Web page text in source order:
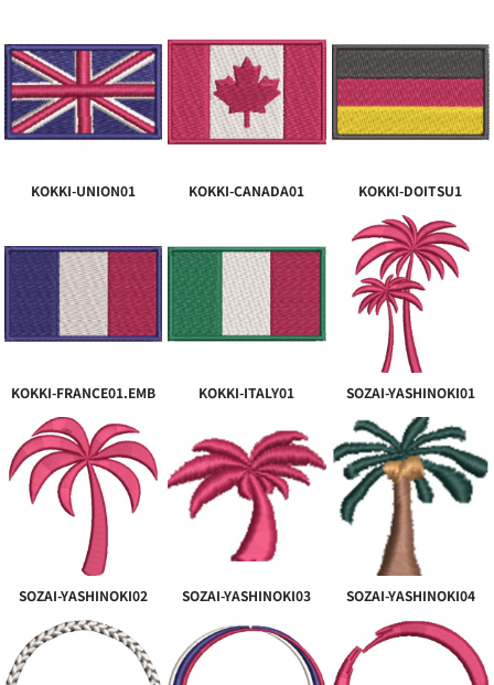
KOKKI-UNION01 KOKKI-CANADA01 KOKKI-DOITSU1
KOKKI-FRANCE01.EMB KOKKI-ITALY01 SOZAI-YASHINOKI01
SOZAI-YASHINOKI02 SOZAI-YASHINOKI03 SOZAI-YASHINOKI04